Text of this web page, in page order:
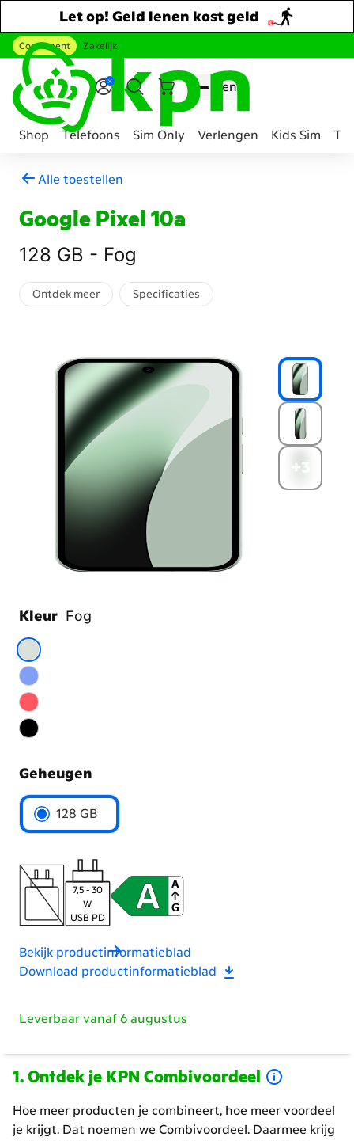
Ga naar hoofdinhoud
Consument Zakelijk
Menu
Shop Telefoons Sim Only Verlengen Kids Sim
naar
telefoon
samenstellen
Let op! Geld lenen kost geld
Alle toestellen
Google Pixel 10a
128 GB - Fog
Ontdek meer Specificaties
+3
Kleur Fog
Kies
je
kleur
Geheugen
Kies
het
128 GB
7,5 - 30
W
USB PD
Bekijk productinformatieblad
Download productinformatieblad
Leverbaar vanaf 6 augustus
Ontdek je KPN Combivoordeel
Hoe meer producten je combineert, hoe meer voordeel
je krijgt. Dat noemen we Combivoordeel. Daarmee krijg